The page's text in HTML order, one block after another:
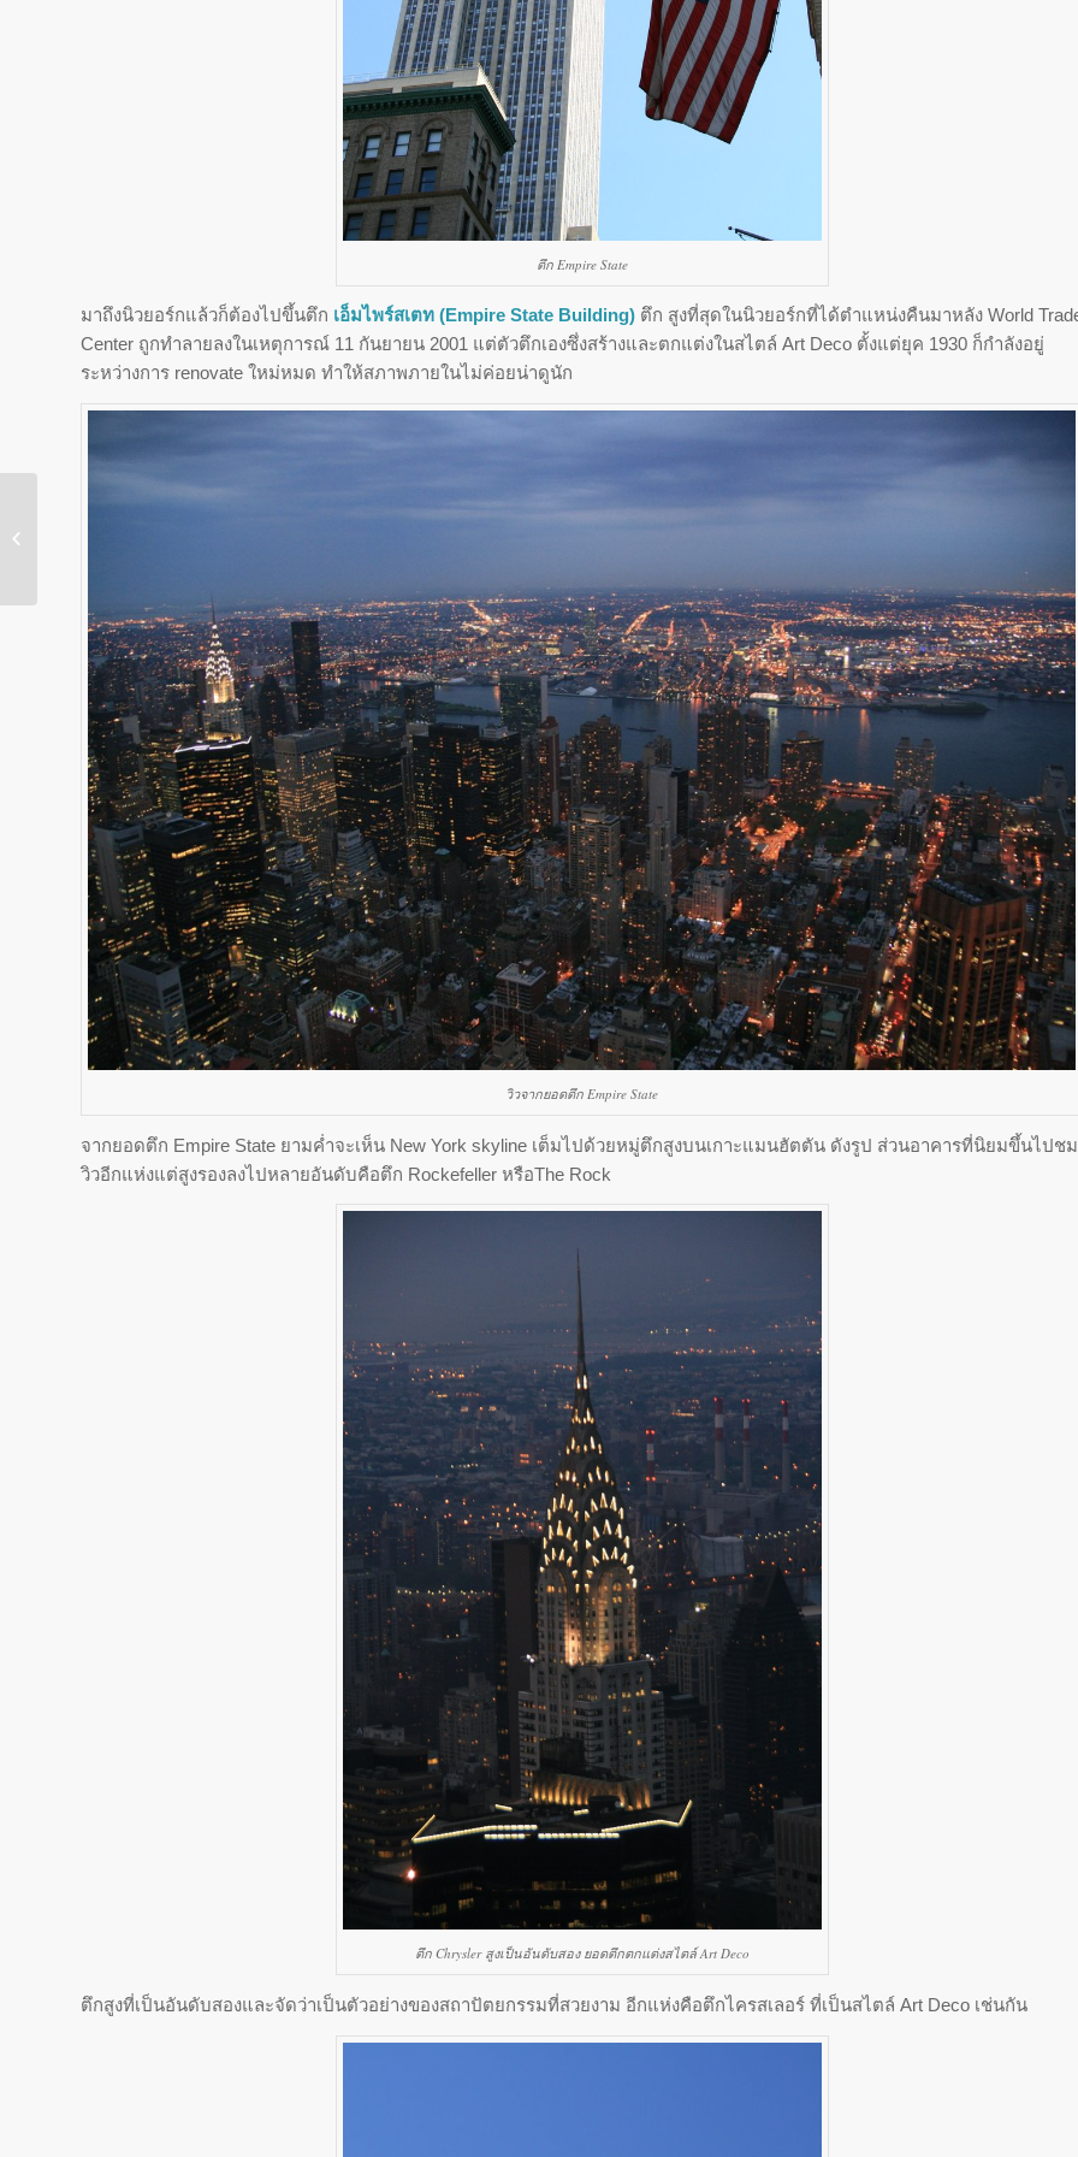
ตึก Empire State
มาถึงนิวยอร์กแล้วก็ต้องไปขึ้นตึก เอ็มไพร์สเตท (Empire State Building) ตึก สูงที่สุดในนิวยอร์กที่ได้ตำแหน่งคืนมาหลัง World
Center ถูกทำลายลงในเหตุการณ์ 11 กันยายน 2001 แต่ตัวตึกเองซึ่งสร้างและตกแต่งในสไตล์ Art Deco ตั้งแต่ยุค 1930 ก็กำลังอยู่
ระหว่างการ renovate ใหม่หมด ทำให้สภาพภายในไม่ค่อยน่าดูนัก
วิวจากยอดตึก Empire State
จากยอดตึก Empire State ยามค่ำจะเห็น New York skyline เต็มไปด้วยหมู่ตึกสูงบนเกาะแมนฮัตตัน ดังรูป ส่วนอาคารที่นิยมขึ้นไปชม
วิวอีกแห่งแต่สูงรองลงไปหลายอันดับคือตึก Rockefeller หรือThe Rock
ตึก Chrysler สูงเป็นอันดับสอง ยอดตึกตกแต่งสไตล์ Art Deco
ตึกสูงที่เป็นอันดับสองและจัดว่าเป็นตัวอย่างของสถาปัตยกรรมที่สวยงาม อีกแห่งคือตึกไครสเลอร์ ที่เป็นสไตล์ Art Deco เช่นกัน